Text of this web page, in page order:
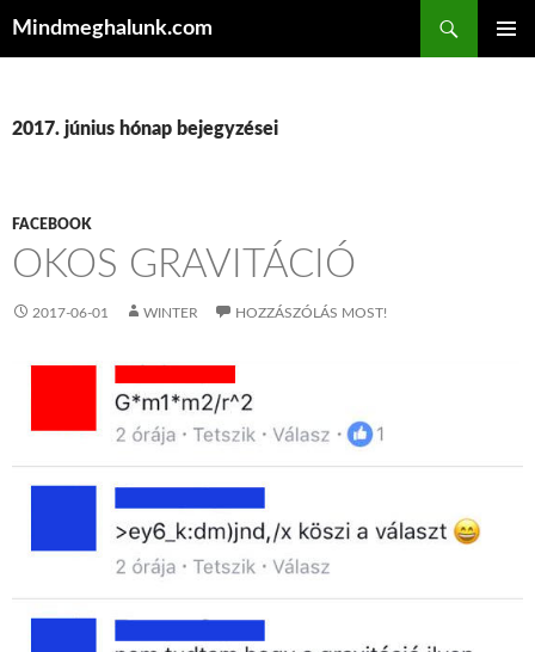
Mindmeghalunk.com
2017. június hónap bejegyzései
FACEBOOK
OKOS GRAVITÁCIÓ
2017-06-01 WINTER HOZZÁSZÓLÁS MOST!